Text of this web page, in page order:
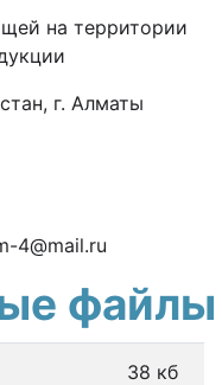
на территории
г. Алматы
4@mail.ru
файлы
38 кб